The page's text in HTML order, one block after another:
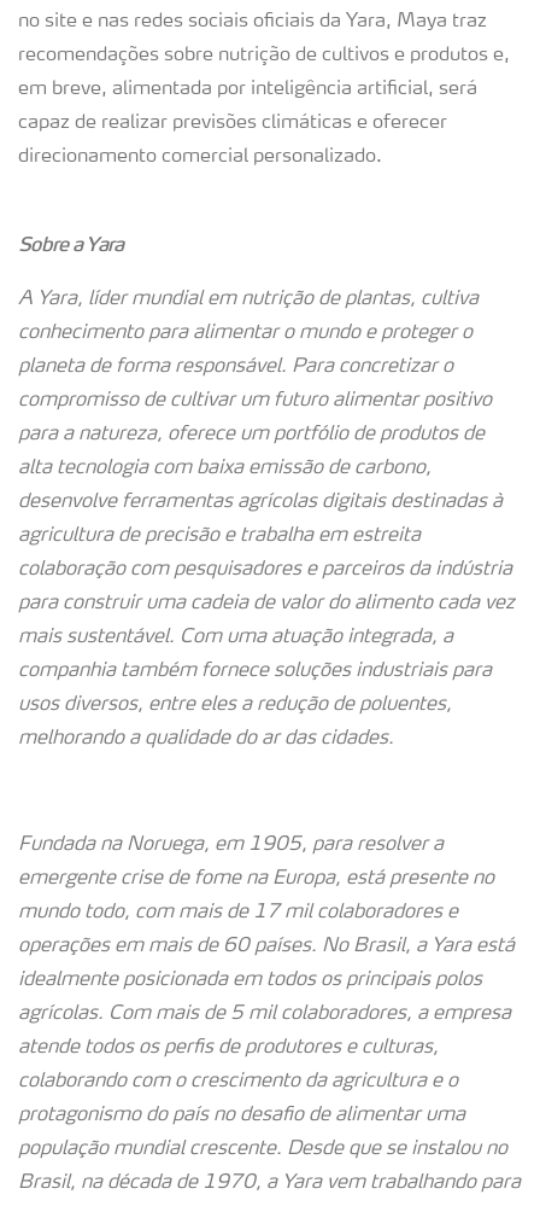
no site e nas redes sociais oficiais da Yara, Maya traz
recomendações sobre nutrição de cultivos e produtos e,
em breve, alimentada por inteligência artificial, será
capaz de realizar previsões climáticas e oferecer
direcionamento comercial personalizado.
Sobre a Yara
A Yara, líder mundial em nutrição de plantas, cultiva
conhecimento para alimentar o mundo e proteger o
planeta de forma responsável. Para concretizar o
compromisso de cultivar um futuro alimentar positivo
para a natureza, oferece um portfólio de produtos de
alta tecnologia com baixa emissão de carbono,
desenvolve ferramentas agrícolas digitais destinadas à
agricultura de precisão e trabalha em estreita
colaboração com pesquisadores e parceiros da indústria
para construir uma cadeia de valor do alimento cada vez
mais sustentável. Com uma atuação integrada, a
companhia também fornece soluções industriais para
usos diversos, entre eles a redução de poluentes,
melhorando a qualidade do ar das cidades.
Fundada na Noruega, em 1905, para resolver a
emergente crise de fome na Europa, está presente no
mundo todo, com mais de 17 mil colaboradores e
operações em mais de 60 países. No Brasil, a Yara está
idealmente posicionada em todos os principais polos
agrícolas. Com mais de 5 mil colaboradores, a empresa
atende todos os perfis de produtores e culturas,
colaborando com o crescimento da agricultura e o
protagonismo do país no desafio de alimentar uma
população mundial crescente. Desde que se instalou no
Brasil, na década de 1970, a Yara vem trabalhando para